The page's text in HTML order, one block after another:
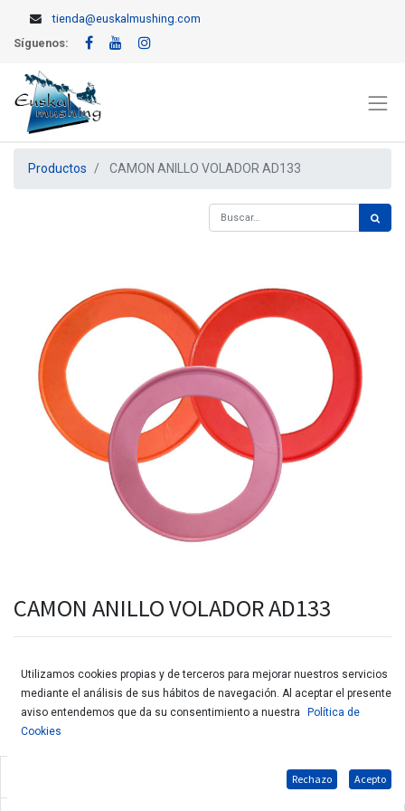
tienda@euskalmushing.com
Síguenos:
Productos CAMON ANILLO VOLADOR AD133
CAMON ANILLO VOLADOR AD133
Utilizamos cookies propias y de terceros para mejorar nuestros servicios
mediante el análisis de sus hábitos de navegación. Al aceptar el presente
aviso entendemos que da su consentimiento a nuestra
Política de
Cookies
Rechazo Acepto